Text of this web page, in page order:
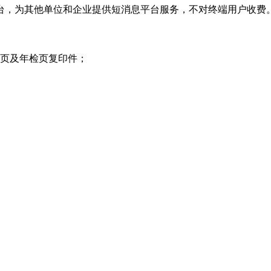
为其他单位和企业提供短消息平台服务，不对终端用户收费。
及年检页复印件；